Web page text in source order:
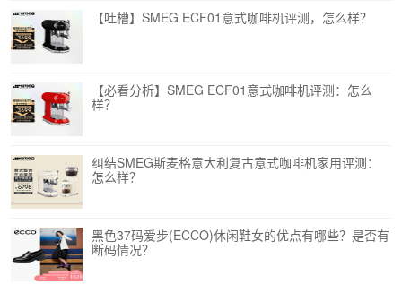
【吐槽】SMEG ECF01意式咖啡机评测，怎么样？
【必看分析】SMEG ECF01意式咖啡机评测：怎么
样？
纠结SMEG斯麦格意大利复古意式咖啡机家用评测：
怎么样？
黑色37码爱步(ECCO)休闲鞋女的优点有哪些？是否有
断码情况？